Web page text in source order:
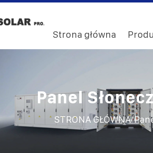
Strona główna
Panel
STRONA GŁÓWNA/